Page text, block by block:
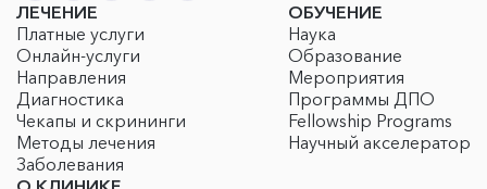
ЛЕЧЕНИЕ
Платные услуги
Онлайн-услуги
Направления
Диагностика
Чекапы и скрининги
Методы лечения
Заболевания
ОБУЧЕНИЕ
Наука
Образование
Мероприятия
Программы ДПО
Fellowship Programs
Научный акселератор